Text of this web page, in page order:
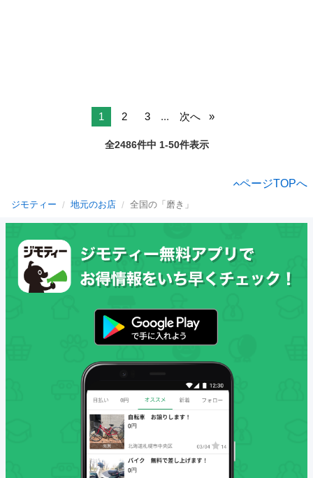
1 2 3 ... 次へ
全2486件中 1-50件表示
ページTOPへ
ジモティー 地元のお店 全国の「磨き」